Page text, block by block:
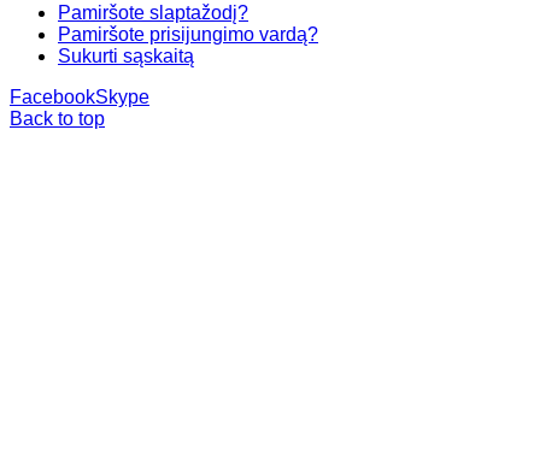
Pamiršote slaptažodį?
Pamiršote prisijungimo vardą?
Sukurti sąskaitą
FacebookSkype
Back to top